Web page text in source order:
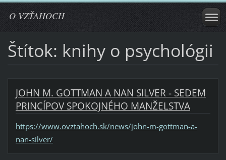
O VZŤAHOCH
Štítok: knihy o psychológii
JOHN M. GOTTMAN A NAN SILVER - SEDEM
PRINCÍPOV SPOKOJNÉHO MANŽELSTVA
https://www.ovztahoch.sk/news/john-m-gottman-a-
nan-silver/